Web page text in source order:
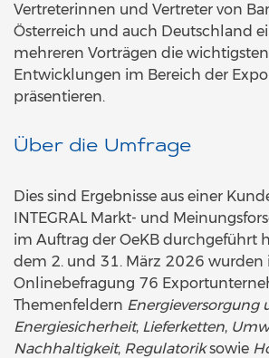
Vertreterinnen und Vertreter von
Österreich und auch Deutschland
mehreren Vorträgen die
Entwicklungen im Bereich der
präsentieren.
Über die Umfrage
Dies sind Ergebnisse aus einer
INTEGRAL Markt- und
im Auftrag der OeKB durchgeführt
dem 2. und 31. März 2026 wurden
Onlinebefragung 76
Themenfeldern Energieversorgung
Energiesicherheit, Lieferketten,
Nachhaltigkeit, Regulatoriksowie